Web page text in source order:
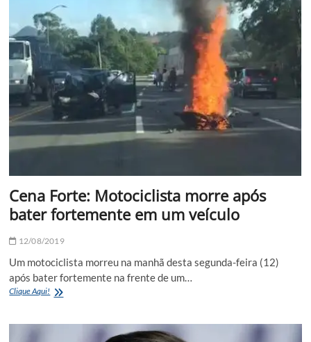
meses
em
pleno
dia
dos
pais
Cena Forte: Motociclista morre após
bater fortemente em um veículo
12/08/2019
Um motociclista morreu na manhã desta segunda-feira (12)
após bater fortemente na frente de um…
Clique Aqui! Cena